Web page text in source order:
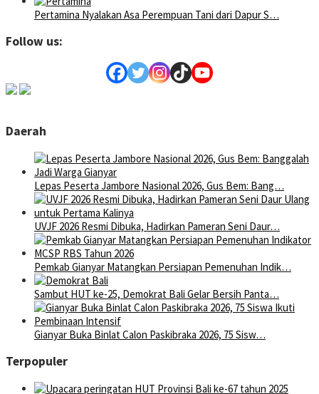
Pertamina Nyalakan Asa Perempuan Tani dari Dapur S…
Follow us:
Daerah
Lepas Peserta Jambore Nasional 2026, Gus Bem: Bang…
UVJF 2026 Resmi Dibuka, Hadirkan Pameran Seni Daur…
Pemkab Gianyar Matangkan Persiapan Pemenuhan Indik…
Sambut HUT ke-25, Demokrat Bali Gelar Bersih Panta…
Gianyar Buka Binlat Calon Paskibraka 2026, 75 Sisw…
Terpopuler